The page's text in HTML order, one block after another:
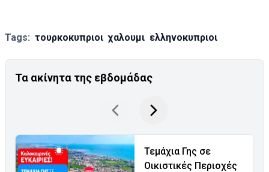
Tags: τουρκοκυπριοι χαλουμι ελληνοκυπριοι
Τα ακίνητα της εβδομάδας
Τεμάχια Γης σε
Οικιστικές Περιοχές